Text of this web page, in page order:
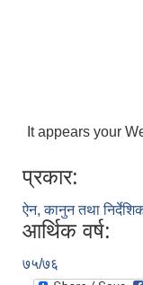
It appears your
प्रकार:
ऐन, कानुन तथा
आर्थिक वर्ष:
७५/७६